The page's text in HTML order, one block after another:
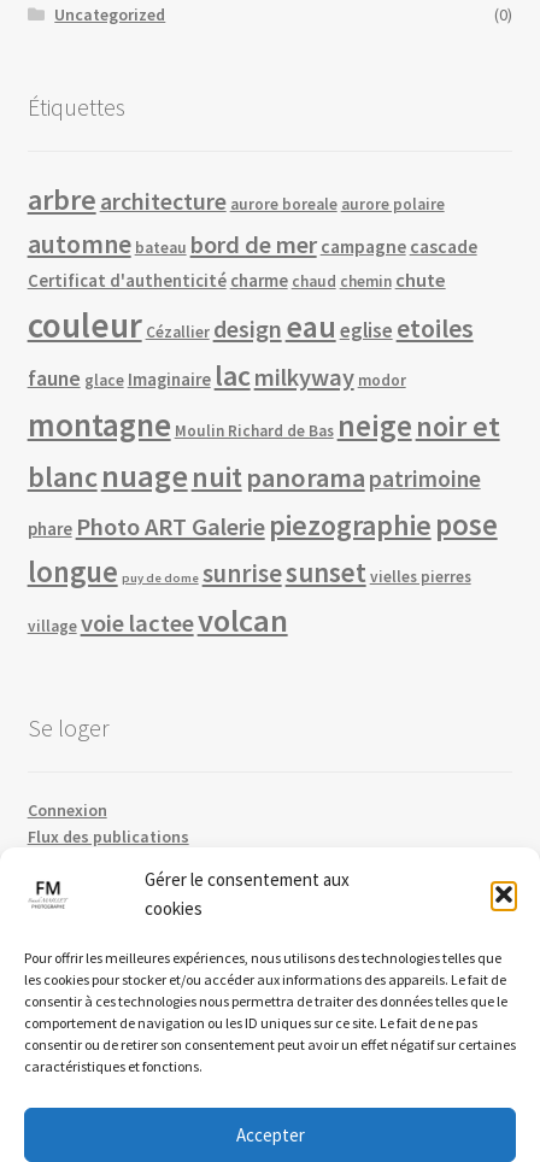
Gérer le consentement aux
cookies
Pour offrir les meilleures expériences, nous utilisons des technologies telles que
les cookies pour stocker et/ou accéder aux informations des appareils. Le fait de
consentir à ces technologies nous permettra de traiter des données telles que le
comportement de navigation ou les ID uniques sur ce site. Le fait de ne pas
consentir ou de retirer son consentement peut avoir un effet négatif sur certaines
caractéristiques et fonctions.
Accepter
Uncategorized
(0)
Étiquettes
arbre architecture aurore boreale aurore polaire
automne bateau bord de mer campagne cascade
Certificat d'authenticité charme chaud chemin chute
couleur Cézallier designeau eglise etoiles
faune glace Imaginaire lacmilkyway modor
montagne Moulin Richard de Bas neigenoir et
blancnuage nuitpanorama patrimoine
phare Photo ART Galerie piezographiepose
longue puy de dome sunrisesunset vielles pierres
villagevoie lacteevolcan
Se loger
Connexion
Flux des publications
Site de WordPress-FR
© Phototheque du site www.franckmaillet.com - Photo de